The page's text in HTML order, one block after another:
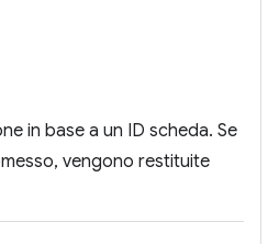
in base a un ID scheda. Se
vengono restituite